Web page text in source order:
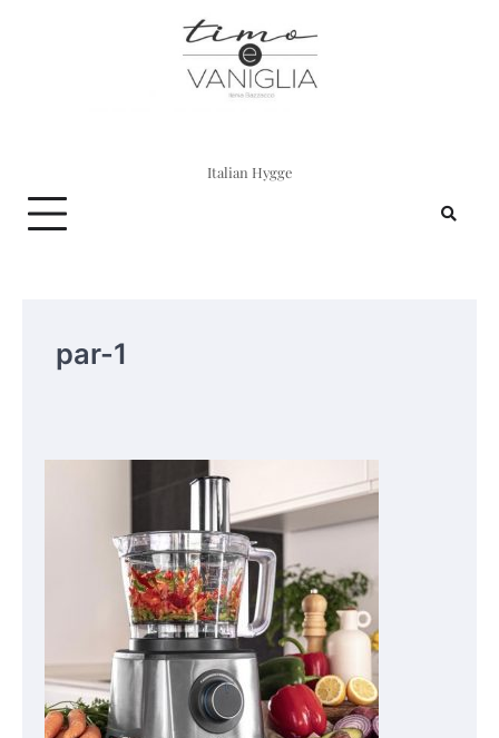
Italian Hygge
par-1